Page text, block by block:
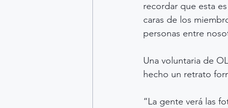
recordar que esta
caras de los
personas entre
Una voluntaria de
hecho un retrato
“La gente verá las